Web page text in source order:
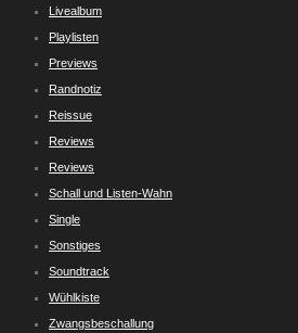
Livealbum
Playlisten
Previews
Randnotiz
Reissue
Reviews
Reviews
Schall und Listen-Wahn
Single
Sonstiges
Soundtrack
Wühlkiste
Zwangsbeschallung